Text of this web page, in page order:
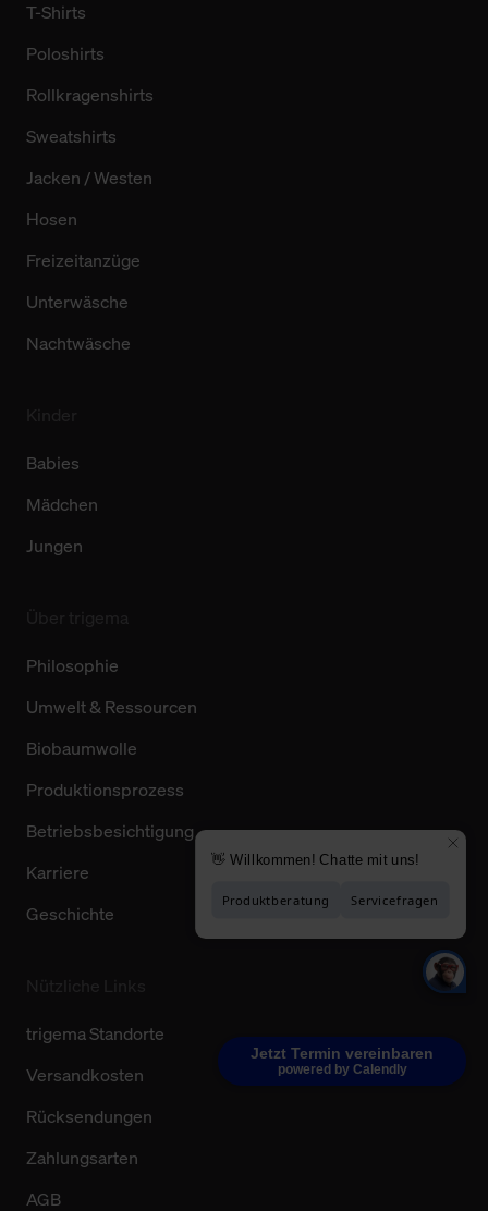
Jetzt Termin vereinbaren
powered by Calendly
T-Shirts
Poloshirts
Rollkragenshirts
Sweatshirts
Jacken / Westen
Hosen
Freizeitanzüge
Unterwäsche
Nachtwäsche
Babies
Mädchen
Jungen
Philosophie
Umwelt & Ressourcen
Biobaumwolle
Produktionsprozess
Betriebsbesichtigung
Karriere
Geschichte
trigema Standorte
Versandkosten
Rücksendungen
Zahlungsarten
AGB